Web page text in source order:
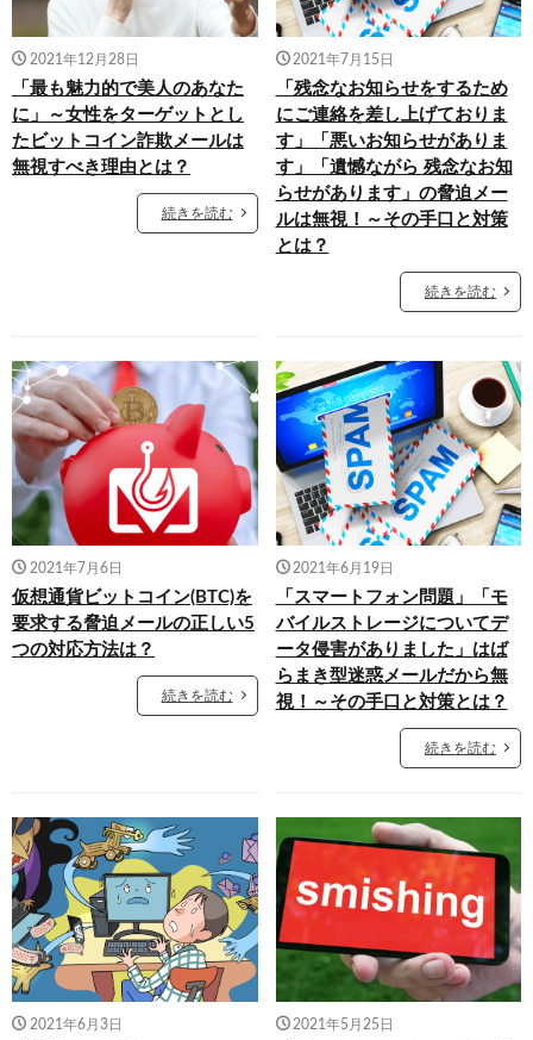
2021年12月28日
「最も魅力的で美人のあなた
に」～女性をターゲットとし
たビットコイン詐欺メールは
無視すべき理由とは？
続きを読む
2021年7月15日
「残念なお知らせをするため
にご連絡を差し上げておりま
す」「悪いお知らせがありま
す」「遺憾ながら 残念なお知
らせがあります」の脅迫メー
ルは無視！～その手口と対策
とは？
続きを読む
2021年7月6日
仮想通貨ビットコイン(BTC)を
要求する脅迫メールの正しい5
つの対応方法は？
続きを読む
2021年6月19日
「スマートフォン問題」「モ
バイルストレージについてデ
ータ侵害がありました」はば
らまき型迷惑メールだから無
視！～その手口と対策とは？
続きを読む
2021年6月3日 2021年5月25日